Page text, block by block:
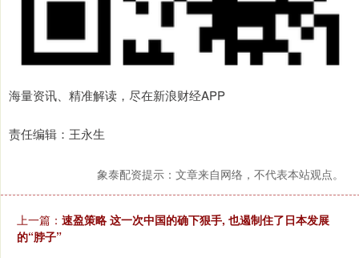
海量资讯、精准解读，尽在新浪财经APP
责任编辑：王永生
象泰配资提示：文章来自网络，不代表本站观点。
上一篇： 速盈策略 这一次中国的确下狠手, 也遏制住了日本发展
的“脖子”